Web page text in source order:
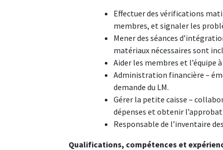
Effectuer des vérifications
membres, et signaler les
Mener des séances
matériaux nécessaires sont
Aider les membres et
Administration financière –
demande du LM.
Gérer la petite caisse –
dépenses et obtenir
Responsable de l’inventaire
Qualifications, compétences et